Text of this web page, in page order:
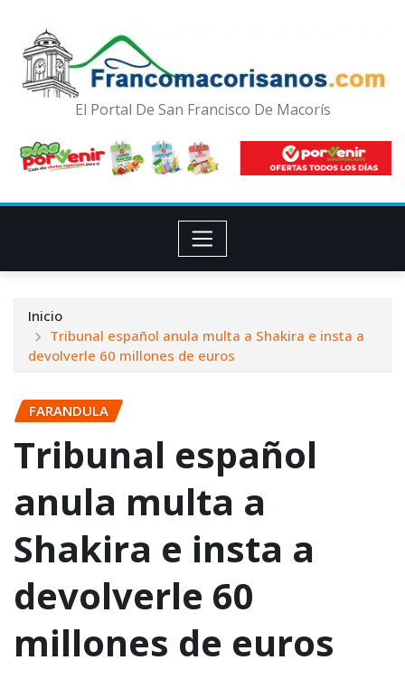
El Portal De San Francisco De Macorís
Inicio
Tribunal español anula multa a Shakira e insta a
devolverle 60 millones de euros
FARANDULA
Tribunal español
anula multa a
Shakira e insta a
devolverle 60
millones de euros